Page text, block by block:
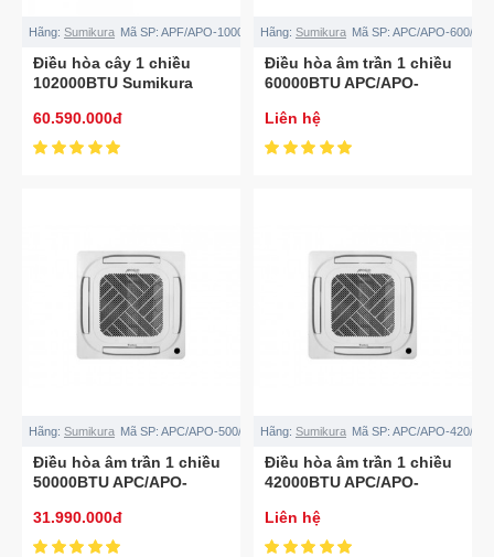
Hãng: Sumikura Mã SP: APF/APO-1000/APOLLO
Điều hòa cây 1 chiều
102000BTU Sumikura
60.590.000đ
Hãng: Sumikura Mã SP: APC/APO-600/
Điều hòa âm trần 1 chiều
60000BTU APC/APO-
Liên hệ
Hãng: Sumikura Mã SP: APC/APO-500/APOLLO
Điều hòa âm trần 1 chiều
50000BTU APC/APO-
31.990.000đ
Hãng: Sumikura Mã SP: APC/APO-420/
Điều hòa âm trần 1 chiều
42000BTU APC/APO-
Liên hệ